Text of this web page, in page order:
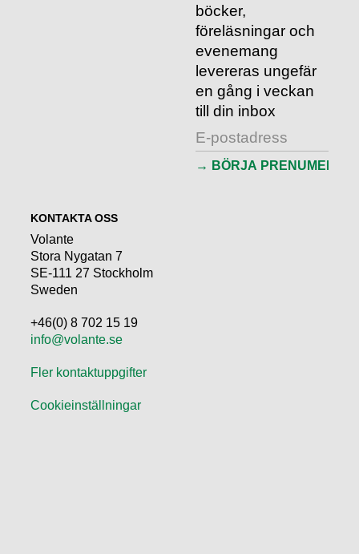
böcker,
föreläsningar och
evenemang
levereras ungefär
en gång i veckan
till din inbox
KONTAKTA OSS
Volante
Stora Nygatan 7
SE-111 27 Stockholm
Sweden
+46(0) 8 702 15 19
info@volante.se
Fler kontaktuppgifter
Cookieinställningar